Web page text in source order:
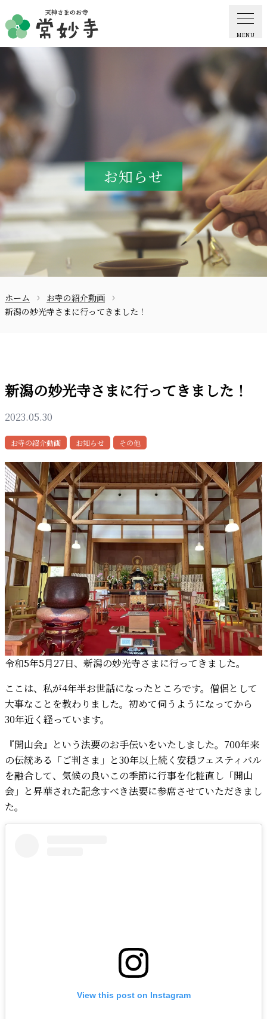
MENU
ホーム
常妙寺紹介
納骨堂・お墓
葬儀・供養・祈祷
ギャラリー
お知らせ
お問合せ
097-521-2585
お知らせ
ホーム
お寺の紹介動画
新潟の妙光寺さまに行ってきました！
新潟の妙光寺さまに行ってきました！
2023.05.30
お寺の紹介動画 お知らせ その他
令和5年5月27日、新潟の妙光寺さまに行ってきました。
ここは、私が4年半お世話になったところです。僧侶として
大事なことを教わりました。初めて伺うようになってから
30年近く経っています。
『開山会』という法要のお手伝いをいたしました。700年来
の伝統ある「ご判さま」と30年以上続く安穏フェスティバル
を融合して、気候の良いこの季節に行事を化粧直し「開山
会」と昇華された記念すべき法要に参席させていただきまし
た。
View this post on Instagram